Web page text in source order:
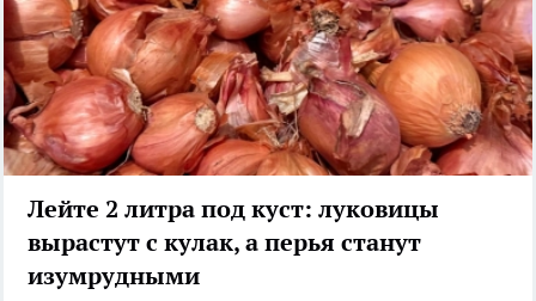
Лейте 2 литра под куст: луковицы
вырастут с кулак, а перья станут
изумрудными